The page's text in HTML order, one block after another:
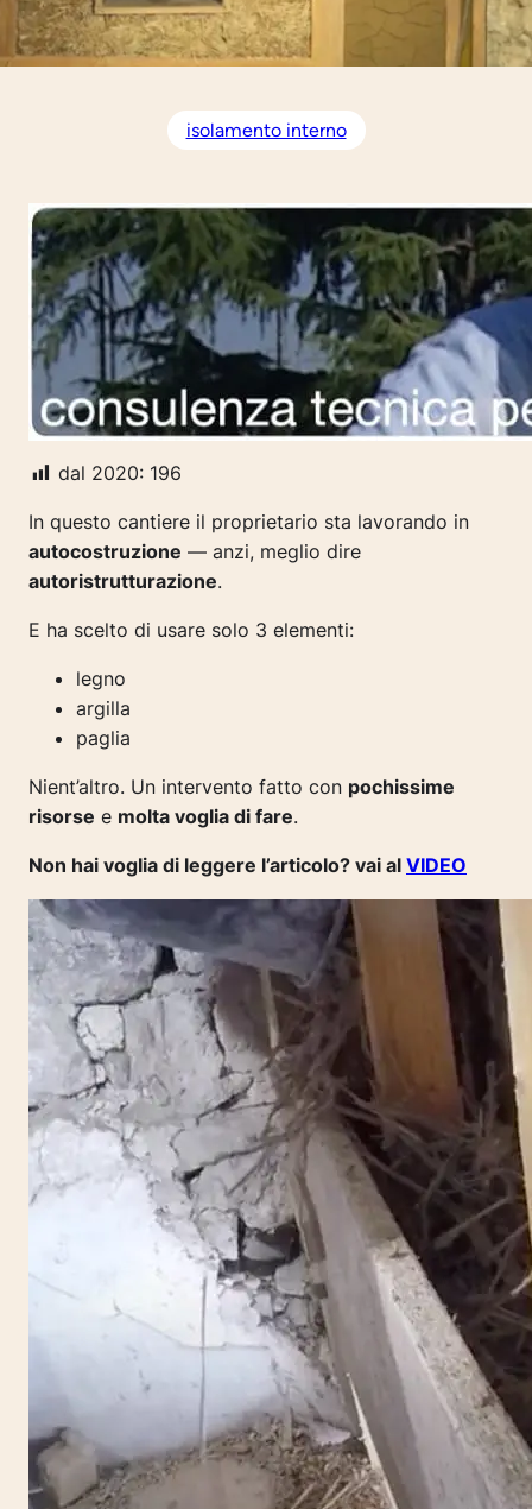
isolamento interno
dal 2020: 196
In questo cantiere il proprietario sta lavorando in
autocostruzione — anzi, meglio dire
autoristrutturazione.
E ha scelto di usare solo 3 elementi:
legno
argilla
paglia
Nient’altro. Un intervento fatto con pochissime
risorse e molta voglia di fare.
Non hai voglia di leggere l’articolo? vai al VIDEO